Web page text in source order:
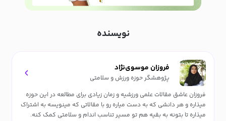
نویسنده
فروزان موسوی‌نژاد
پژوهشگر حوزه ورزش و سلامتی
فروزان عاشق مقالات علمی ورزشیه و زمان زیادی برای مطالعه در این حوزه
میذاره و هر دانشی که به دست میاره رو با مقالاتی که مینویسه به اشتراک
میذاره تا بتونه به بقیه هم تو مسیر تناسب اندام و سلامتی کمک کنه.